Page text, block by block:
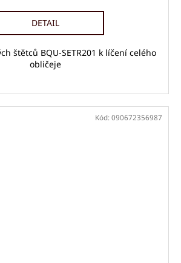
DETAIL
štětců BQU-SETR201 k líčení celého
obličeje
Kód: 090672356987